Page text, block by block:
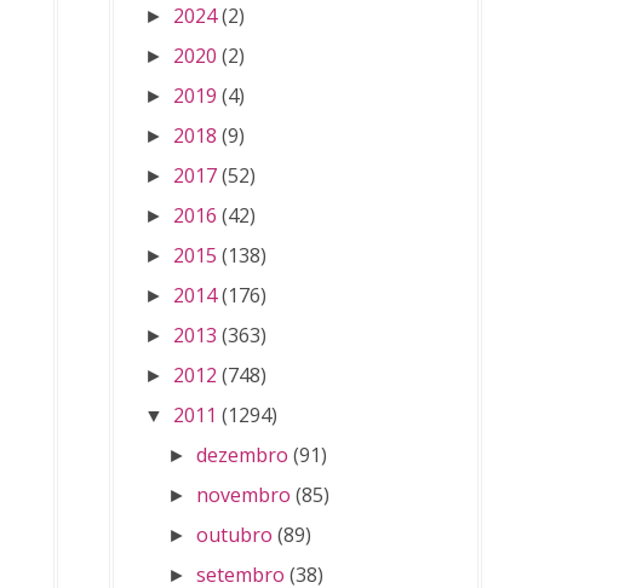
► 2024(2)
► 2020 (2)
► 2019 (4)
► 2018 (9)
► 2017(52)
► 2016 (42)
► 2015 (138)
► 2014(176)
► 2013 (363)
► 2012 (748)
▼ 2011 (1294)
►dezembro (91)
► novembro (85)
►outubro (89)
►setembro (38)